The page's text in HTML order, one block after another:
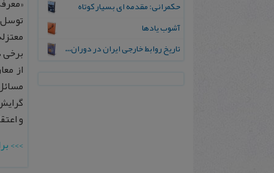
توسل
از
و
>>>
حکمرانی: مقدمه ای بسیار کوتاه
آشوب یادها
تاریخ‌ روابط خارجی‌ ایران‌ در دوران‌ پهلوی‌